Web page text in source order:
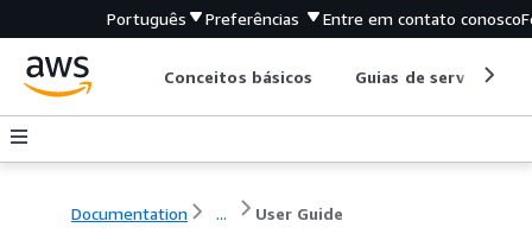
Português Preferências Entre em contato conosco
Conceitos básicos Guias de serviço
Documentation ... User Guide